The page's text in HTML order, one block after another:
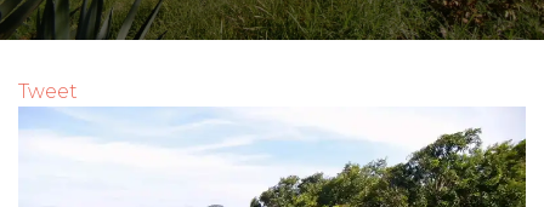
N
A
G
T
I
O
Tweet